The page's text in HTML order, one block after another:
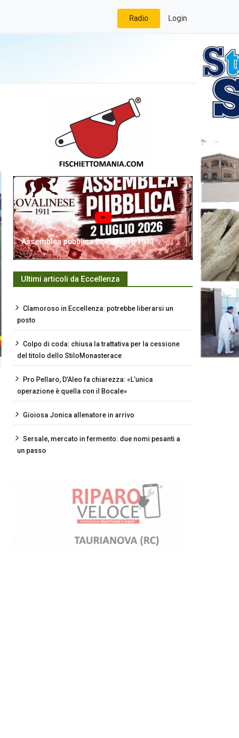
Radio Login
Assemblea pubblica Bovalinese 1911
Ultimi articoli da Eccellenza
Clamoroso in Eccellenza: potrebbe liberarsi un
posto
Colpo di coda: chiusa la trattativa per la cessione
del titolo dello StiloMonasterace
Pro Pellaro, D’Aleo fa chiarezza: «L’unica
operazione è quella con il Bocale»
Gioiosa Jonica allenatore in arrivo
Sersale, mercato in fermento: due nomi pesanti a
un passo